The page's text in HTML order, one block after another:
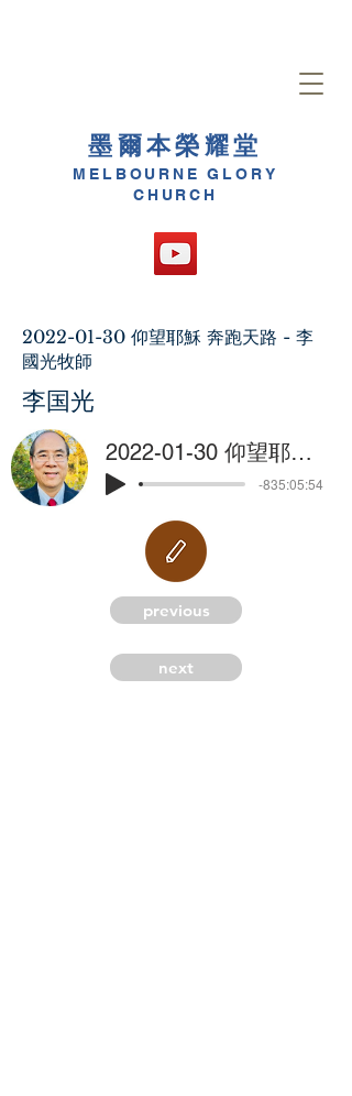
墨爾本榮耀堂
MELBOURNE GLORY
CHURCH
M
G
2022-01-30 仰望耶穌 奔跑天路 - 李
國光牧師
李国光
2022-01-30 仰望耶穌 奔跑天路 - 李國光牧師
-835:05:54
previous
next